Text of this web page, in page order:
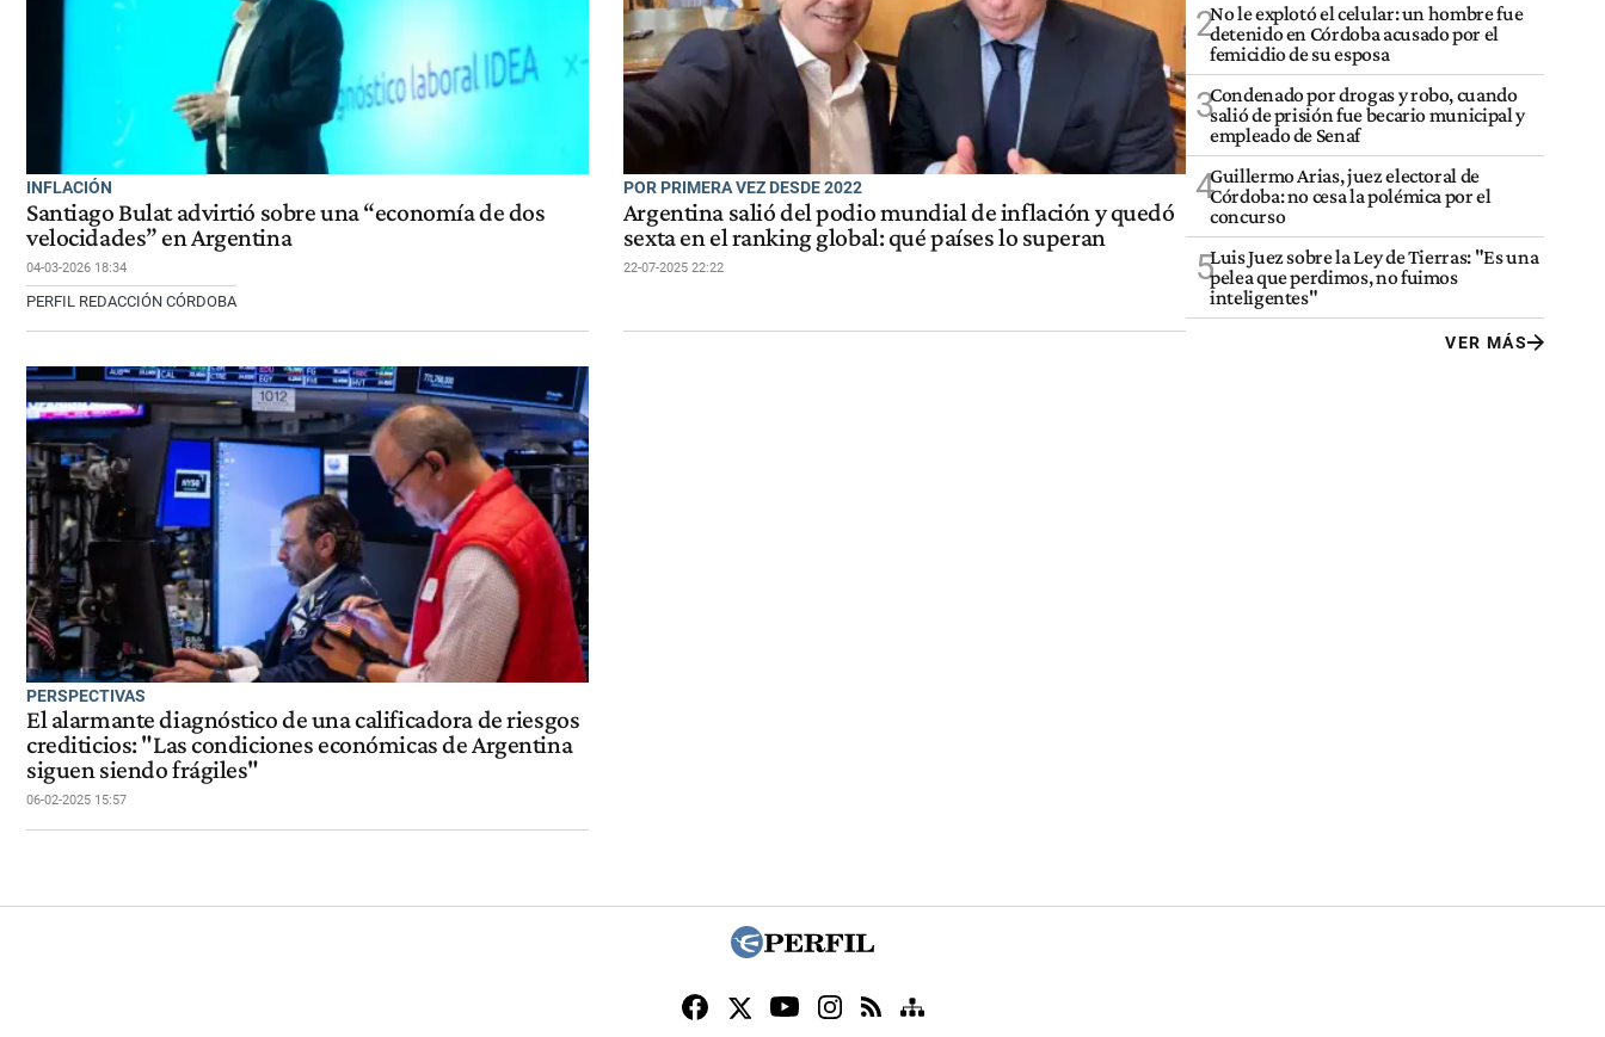
INFLACIÓN
Santiago Bulat advirtió sobre una “economía de dos
velocidades” en Argentina
04-03-2026 18:34
PERFIL REDACCIÓN CÓRDOBA
POR PRIMERA VEZ DESDE 2022
Argentina salió del podio mundial de inflación y quedó
sexta en el ranking global: qué países lo superan
22-07-2025 22:22
PERSPECTIVAS
El alarmante diagnóstico de una calificadora de riesgos
crediticios: "Las condiciones económicas de Argentina
siguen siendo frágiles"
06-02-2025 15:57
2No le explotó el celular: un hombre fue
detenido en Córdoba acusado por el
femicidio de su esposa
3Condenado por drogas y robo, cuando
salió de prisión fue becario municipal y
empleado de Senaf
4Guillermo Arias, juez electoral de
Córdoba: no cesa la polémica por el
concurso
5Luis Juez sobre la Ley de Tierras: "Es una
pelea que perdimos, no fuimos
inteligentes"
VER MÁS